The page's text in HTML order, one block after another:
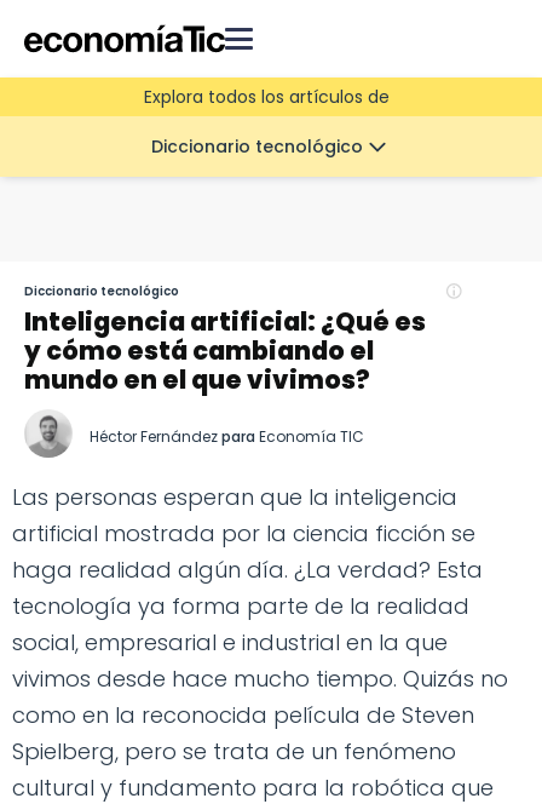
Explora todos los artículos de
Diccionario tecnológico
Diccionario tecnológico
Inteligencia artificial: ¿Qué es
y cómo está cambiando el
mundo en el que vivimos?
Héctor Fernándezpara Economía TIC
Las personas esperan que la inteligencia
artificial mostrada por la ciencia ficción se
haga realidad algún día. ¿La verdad? Esta
tecnología ya forma parte de la realidad
social, empresarial e industrial en la que
vivimos desde hace mucho tiempo. Quizás no
como en la reconocida película de Steven
Spielberg, pero se trata de un fenómeno
cultural y fundamento para la robótica que